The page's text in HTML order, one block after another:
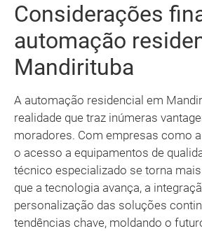
Considerações
automação
Mandirituba
A automação residencial em
realidade que traz inúmeras
moradores. Com empresas como a
o acesso a equipamentos de
técnico especializado se torna
que a tecnologia avança, a
personalização das soluções
tendências chave, moldando o